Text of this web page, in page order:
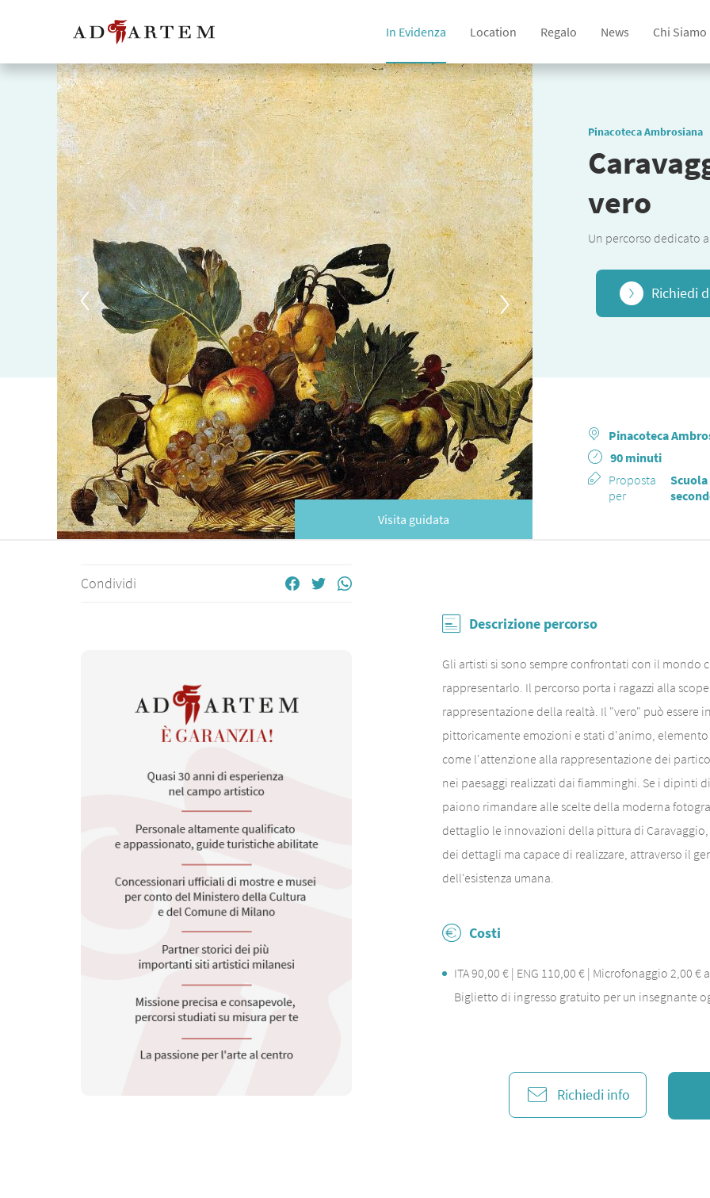
In Evidenza Location Regalo News Chi Siamo
Visita guidata
Pinacoteca Ambrosiana
vero
Un percorso dedicato
Richiedi
Pinacoteca
90 minuti
Proposta
per
Descrizione percorso
Gli artisti si sono sempre confrontati con il mondo
rappresentarlo. Il percorso porta i ragazzi alla
rappresentazione della realtà. Il "vero" può essere
pittoricamente emozioni e stati d'animo,
come l'attenzione alla rappresentazione dei
nei paesaggi realizzati dai fiamminghi. Se i dipinti
paiono rimandare alle scelte della moderna
dettaglio le innovazioni della pittura di
dei dettagli ma capace di realizzare, attraverso il
dell'esistenza umana.
Costi
ITA 90,00 € | ENG 110,00 € | Microfonaggio 2,00
Biglietto di ingresso gratuito per un insegnante
Richiedi info
Condividi